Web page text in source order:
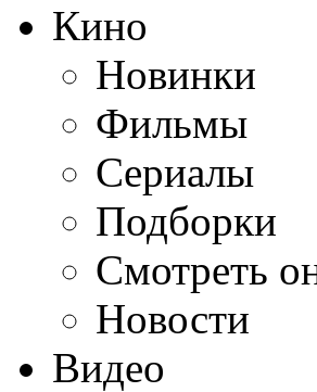
Кино
Новинки
Фильмы
Сериалы
Подборки
Смотреть
Новости
Видео